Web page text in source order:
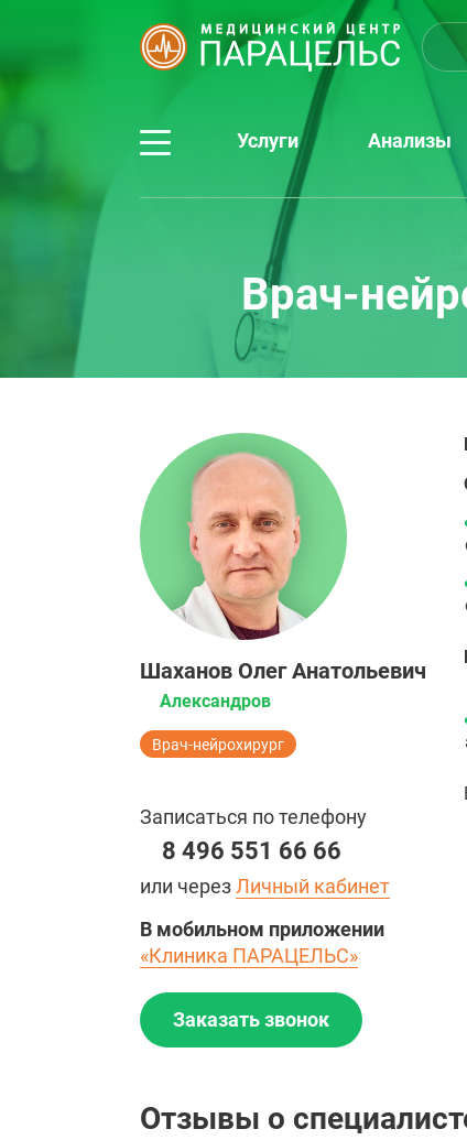
Услуги Анализы
Врач-
Шаханов Олег Анатольевич
Александров
Врач-нейрохирург
Записаться по телефону
8 496 551 66 66
или черезЛичный кабинет
В мобильном приложении
«Клиника ПАРАЦЕЛЬС»
Заказать звонок
Отзывы о